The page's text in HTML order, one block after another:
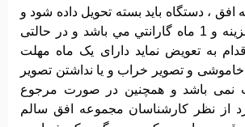
افق ، دستگاه بايد بسته تحويل داده شود و
تعويض آن داراي هزينه و 1 ماه گارانتي مي باشد و در حالتی
به تعویض نماید دارای یک ماه مهلت
و تصویر خراب و یا نداشتن تصویر
باشد و همچنین در صورت مرجوع
از نظر کارشناسان مجموعه افق سالم